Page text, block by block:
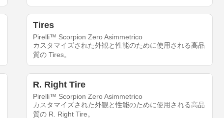
Tires
Pirelli™ Scorpion Zero Asimmetrico
カスタマイズされた外観と性能のために使用される高品
質の Tires。
R. Right Tire
Pirelli™ Scorpion Zero Asimmetrico
カスタマイズされた外観と性能のために使用される高品
質の R. Right Tire。